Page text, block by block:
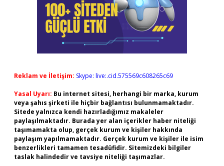
Reklam ve İletişim: Skype: live:.cid.575569c608265c69
Yasal Uyarı: Bu internet sitesi, herhangi bir marka, kurum
veya şahıs şirketi ile hiçbir bağlantısı bulunmamaktadır.
Sitede yalnızca kendi hazırladığımız makaleler
paylaşılmaktadır. Burada yer alan içerikler haber niteliği
taşımamakta olup, gerçek kurum ve kişiler hakkında
paylaşım yapılmamaktadır. Gerçek kurum ve kişiler ile isim
benzerlikleri tamamen tesadüfidir. Sitemizdeki bilgiler
taslak halindedir ve tavsiye niteliği taşımazlar.